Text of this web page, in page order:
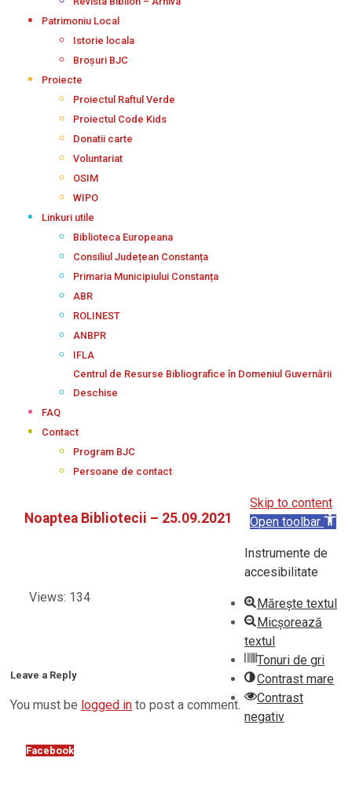
Patrimoniu Local
Istorie locala
Broșuri BJC
Proiecte
Proiectul Raftul Verde
Proiectul Code Kids
Donatii carte
Voluntariat
OSIM
WIPO
Linkuri utile
Biblioteca Europeana
Consiliul Județean Constanța
Primaria Municipiului Constanța
ABR
ROLINEST
ANBPR
IFLA
Centrul de Resurse Bibliografice în Domeniul Guvernării
Deschise
FAQ
Contact
Program BJC
Persoane de contact
Noaptea Bibliotecii – 25.09.2021
Views: 134
17
Leave a Reply
You must be logged in to post a comment.
Facebook
Skip to content
Open toolbar
Instrumente de
accesibilitate
Mărește textul
Micșorează
textul
Tonuri de gri
Contrast mare
Contrast
negativ